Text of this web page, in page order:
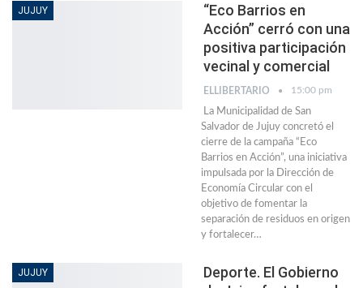
JUJUY
“Eco Barrios en
Acción” cerró con una
positiva participación
vecinal y comercial
ELLIBERTARIO 15:00 pm
La Municipalidad de San
Salvador de Jujuy concretó el
cierre de la campaña “Eco
Barrios en Acción”, una iniciativa
impulsada por la Dirección de
Economía Circular con el
objetivo de fomentar la
separación de residuos en origen
y fortalecer…
JUJUY
Deporte. El Gobierno